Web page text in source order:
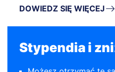
DOWIEDZ SIĘ WIĘCEJ
Stypendia i